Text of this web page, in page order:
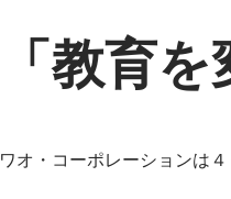
「教育
ワオ・コーポレーションは